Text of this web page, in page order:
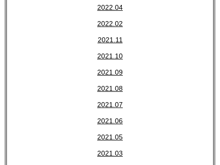
2022.04
2022.02
2021.11
2021.10
2021.09
2021.08
2021.07
2021.06
2021.05
2021.03